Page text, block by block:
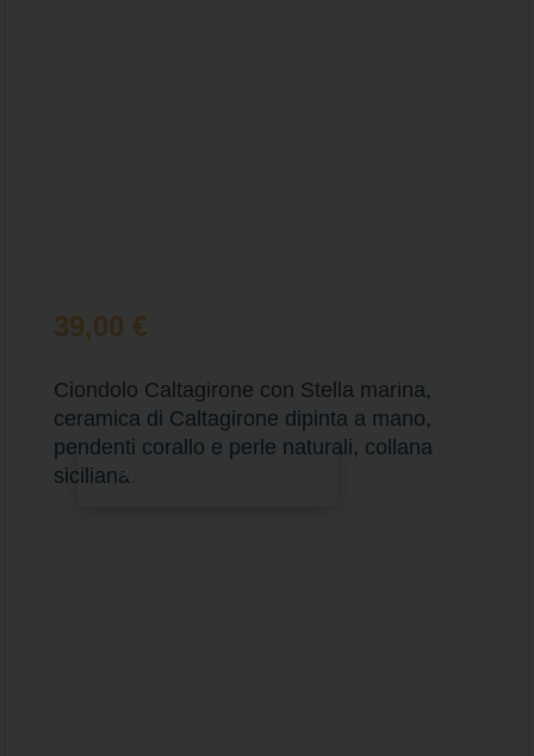
39,00 €
Ciondolo Caltagirone con Stella marina,
ceramica di Caltagirone dipinta a mano,
pendenti corallo e perle naturali, collana
siciliana.Aggiungi al carrello